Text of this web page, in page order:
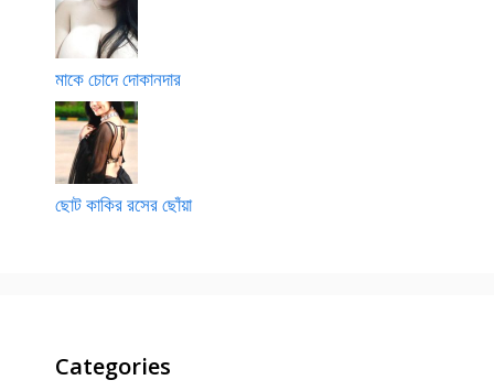
মাকে চোদে দোকানদার
ছোট কাকির রসের ছোঁয়া
Categories